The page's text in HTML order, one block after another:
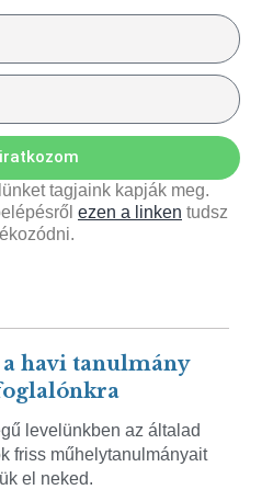
tagjaink kapják meg.
ezen a linken tudsz
havi tanulmány
levelünkben az általad
friss műhelytanulmányait
el neked.